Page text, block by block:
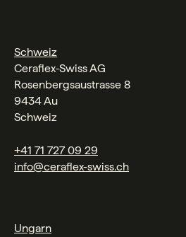
Schweiz
Ceraflex‑Swiss AG
Rosenbergsaustrasse 8
9434 Au
Schweiz
+41 71 727 09 29
info@ceraflex-swiss.ch
Ungarn